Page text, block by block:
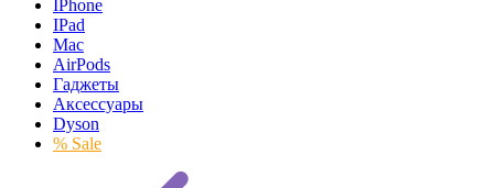
IPhone
IPad
Mac
AirPods
Гаджеты
Аксессуары
Dyson
% Sale